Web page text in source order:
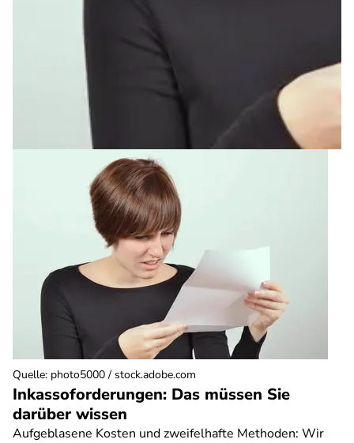
Inkassoforderungen: Das müssen Sie
darüber wissen
Aufgeblasene Kosten und zweifelhafte Methoden: Wir
Quelle: photo5000 / stock.adobe.com